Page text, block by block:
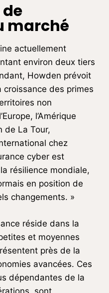
marché
actuellement
environ deux tiers
Howden prévoit
des primes
non
l’Amérique
de La Tour,
chez
cyber est
résilience mondiale,
en position de
changements. »
réside dans la
et moyennes
près de la
avancées. Ces
dépendantes de la